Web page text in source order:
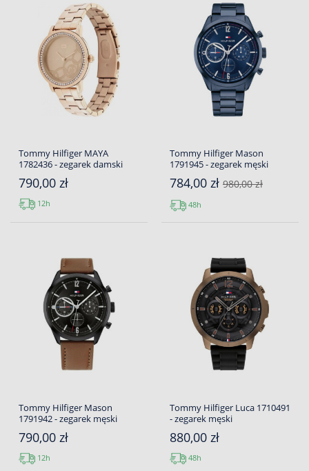
Tommy Hilfiger MAYA
1782436 - zegarek damski
790,00 zł
12h
Tommy Hilfiger Mason
1791945 - zegarek męski
784,00 zł 980,00 zł
48h
Tommy Hilfiger Mason
1791942 - zegarek męski
790,00 zł
12h
Tommy Hilfiger Luca 1710491
- zegarek męski
880,00 zł
48h